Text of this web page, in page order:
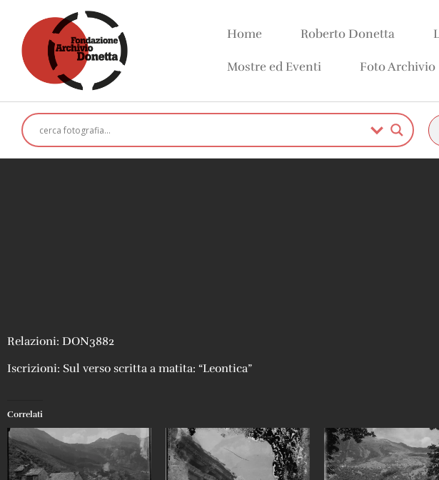
Home Roberto Donetta
Mostre ed Eventi Foto Archivio
Relazioni: DON3882
Iscrizioni: Sul verso scritta a matita: “Leontica”
Correlati